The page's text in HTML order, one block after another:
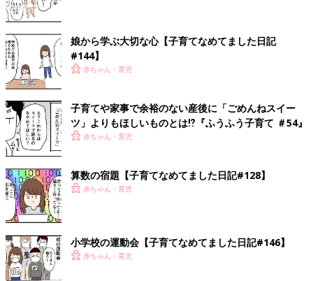
娘から学ぶ大切な心【子育てなめてました日記
#144】
赤ちゃん・育児
子育てや家事で余裕のない産後に「ごめんねスイー
ツ」よりもほしいものとは⁉︎『ふうふう子育て ＃54』
赤ちゃん・育児
算数の宿題【子育てなめてました日記#128】
赤ちゃん・育児
小学校の運動会【子育てなめてました日記#146】
赤ちゃん・育児